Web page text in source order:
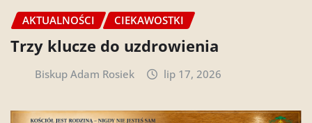
AKTUALNOŚCI CIEKAWOSTKI
Trzy klucze do uzdrowienia
Biskup Adam Rosiek lip 17, 2026